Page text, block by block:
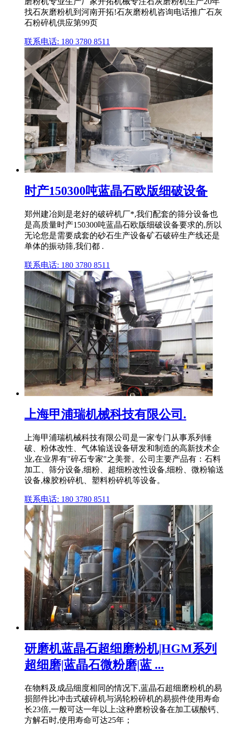
找石灰磨粉机到河南开拓!石灰磨粉机咨询电话推广石灰
石粉碎机供应第99页
联系电话: 180 3780 8511
时产150300吨蓝晶石欧版细破设备
郑州建冶则是老好的破碎机厂*,我们配套的筛分设备也
是高质量时产150300吨蓝晶石欧版细破设备要求的,所以
无论您是需要成套的砂石生产设备矿石破碎生产线还是
单体的振动筛,我们都 .
联系电话: 180 3780 8511
上海甲浦瑞机械科技有限公司.
上海甲浦瑞机械科技有限公司是一家专门从事系列锤
破、粉体改性、气体输送设备研发和制造的高新技术企
业,在业界有"碎石专家"之美誉。公司主要产品有：石料
加工、筛分设备,细粉、超细粉改性设备,细粉、微粉输送
设备,橡胶粉碎机、塑料粉碎机等设备。
联系电话: 180 3780 8511
研磨机蓝晶石超细磨粉机|HGM系列
超细磨|蓝晶石微粉磨|蓝 ...
在物料及成品细度相同的情况下,蓝晶石超细磨粉机的易
损部件比冲击式破碎机与涡轮粉碎机的易损件使用寿命
长23倍,一般可达一年以上;这种磨粉设备在加工碳酸钙、
方解石时,使用寿命可达25年；